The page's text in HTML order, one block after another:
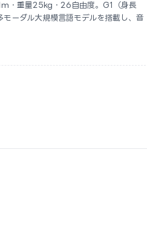
・重量25kg・26自由度。G1（身長
ーダル大規模言語モデルを搭載し、音